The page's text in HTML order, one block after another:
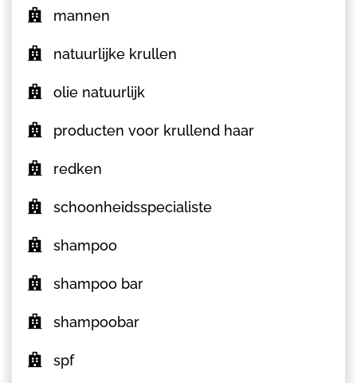
mannen
natuurlijke krullen
olie natuurlijk
producten voor krullend haar
redken
schoonheidsspecialiste
shampoo
shampoo bar
shampoobar
spf